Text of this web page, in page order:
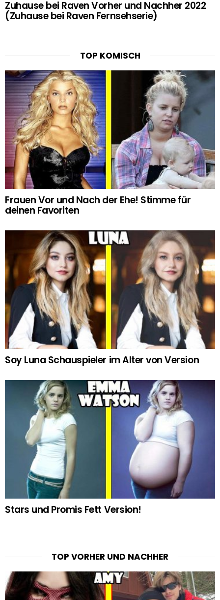
Zuhause bei Raven Vorher und Nachher 2022
(Zuhause bei Raven Fernsehserie)
TOP KOMISCH
Frauen Vor und Nach der Ehe! Stimme für
deinen Favoriten
Soy Luna Schauspieler im Alter von Version
Stars und Promis Fett Version!
TOP VORHER UND NACHHER